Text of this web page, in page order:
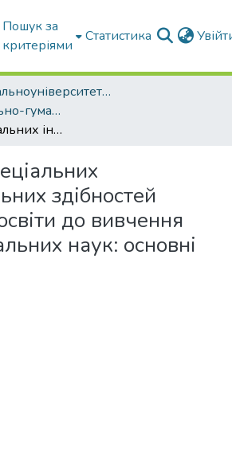
Пошук за
критеріями
Статистика
ННІ загальноуніверситетської підготовки
кафедра Суспільно-гуманітарні науки
Розвиток спеціальних інтелектуальних здібностей здобувачів освіти до вивчення фундаментальних наук: основні переваги
здібностей
до вивчення
наук: основні